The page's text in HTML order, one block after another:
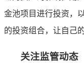
金池项目进行投资，
的投资组合，让自己
关注监管动态